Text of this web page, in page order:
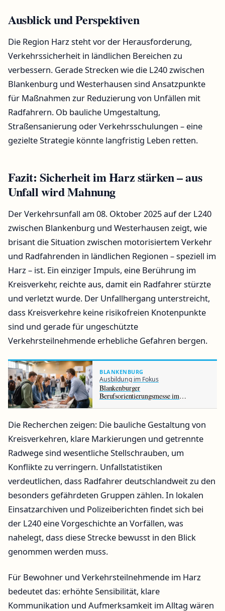
Ausblick und Perspektiven
Die Region Harz steht vor der Herausforderung,
Verkehrssicherheit in ländlichen Bereichen zu
verbessern. Gerade Strecken wie die L240 zwischen
Blankenburg und Westerhausen sind Ansatzpunkte
für Maßnahmen zur Reduzierung von Unfällen mit
Radfahrern. Ob bauliche Umgestaltung,
Straßensanierung oder Verkehrsschulungen – eine
gezielte Strategie könnte langfristig Leben retten.
Fazit: Sicherheit im Harz stärken – aus
Unfall wird Mahnung
Der Verkehrsunfall am 08. Oktober 2025 auf der L240
zwischen Blankenburg und Westerhausen zeigt, wie
brisant die Situation zwischen motorisiertem Verkehr
und Radfahrenden in ländlichen Regionen – speziell im
Harz – ist. Ein einziger Impuls, eine Berührung im
Kreisverkehr, reichte aus, damit ein Radfahrer stürzte
und verletzt wurde. Der Unfallhergang unterstreicht,
dass Kreisverkehre keine risikofreien Knotenpunkte
sind und gerade für ungeschützte
Verkehrsteilnehmende erhebliche Gefahren bergen.
BLANKENBURG
Ausbildung im Fokus
Blankenburger
Berufsorientierungsmesse im
Die Recherchen zeigen: Die bauliche Gestaltung von
Kreisverkehren, klare Markierungen und getrennte
Radwege sind wesentliche Stellschrauben, um
Konflikte zu verringern. Unfallstatistiken
verdeutlichen, dass Radfahrer deutschlandweit zu den
besonders gefährdeten Gruppen zählen. In lokalen
Einsatzarchiven und Polizeiberichten findet sich bei
der L240 eine Vorgeschichte an Vorfällen, was
nahelegt, dass diese Strecke bewusst in den Blick
genommen werden muss.
Für Bewohner und Verkehrsteilnehmende im Harz
bedeutet das: erhöhte Sensibilität, klare
Kommunikation und Aufmerksamkeit im Alltag wären